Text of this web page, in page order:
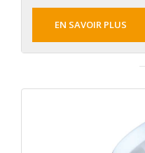
EN SAVOIR PLUS